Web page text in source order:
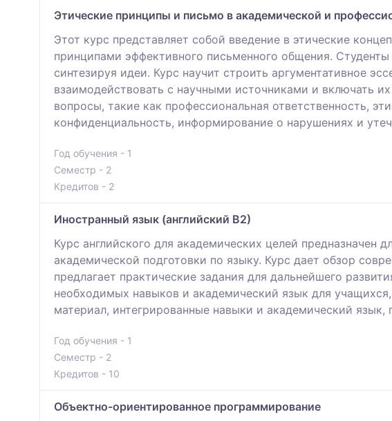
Этические принципы и письмо в академической и
Этот курс представляет собой введение в этические
принципами эффективного письменного общения.
синтезируя идеи. Курс научит строить аргументативное
взаимодействовать с научными источниками и включать
вопросы, такие как профессиональная ответственность,
конфиденциальность, информирование о нарушениях и
Год обучения - 1
Семестр - 2
Кредитов - 2
Иностранный язык (английский В2)
Курс английского для академических целей предназначен
академической подготовки по языку. Курс дает обзор
предлагает практические задания для дальнейшего
необходимых навыков и академический язык для
материал, интегрированные навыки и академический
Год обучения - 1
Семестр - 2
Кредитов - 10
Объектно-ориентированное программирование